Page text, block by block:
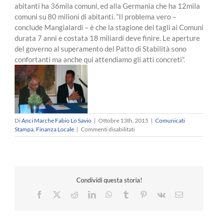
abitanti ha 36mila comuni, ed alla Germania che ha 12mila
comuni su 80 milioni di abitanti. “Il problema vero –
conclude Mangialardi – è che la stagione dei tagli ai Comuni
durata 7 anni e costata 18 miliardi deve finire. Le aperture
del governo al superamento del Patto di Stabilità sono
confortanti ma anche qui attendiamo gli atti concreti”.
DiAnci Marche Fabio Lo Savio | Ottobre 13th, 2015 | Comunicati
Stampa, Finanza Locale | Commenti disabilitatisu
Mangialardi
della
razionalizzazione
dei
Condividi questa storia!
Facebook
RedditLinkedInWhatsApp
Tumblr Pinterest
Vk Email